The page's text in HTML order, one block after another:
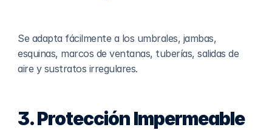
Se adapta fácilmente a los umbrales, jambas,
esquinas, marcos de ventanas, tuberías, salidas de
aire y sustratos irregulares.
3. Protección Impermeable